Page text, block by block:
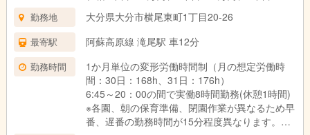
万円
・3年制短大・専門卒：
在籍1年目336万円、2年目366万円、3年目378
万円
・2年制短大・専門卒：
在籍1年目332万円、2年目361万円、3年目373
万円
勤務地 大分県大分市横尾東町1丁目20-26
最寄駅 阿蘇高原線 滝尾駅 車12分
勤務時間
1か月単位の変形労働時間制（月の想定労働時
間：30日：168h、31日：176h）
6:45～20：00の間で実働8時間勤務(休憩1時間)
※各園、朝の保育準備、閉園作業が異なるため早
番、遅番の勤務時間が15分程度異なります。